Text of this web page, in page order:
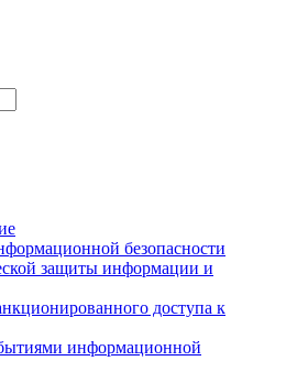
безопасности
защиты информации и
доступа к
информационной